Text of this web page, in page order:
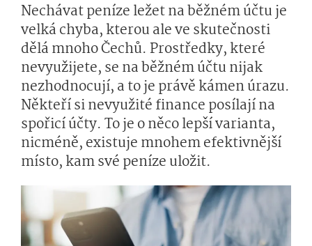
Nechávat peníze ležet na běžném účtu je
velká chyba, kterou ale ve skutečnosti
dělá mnoho Čechů. Prostředky, které
nevyužijete, se na běžném účtu nijak
nezhodnocují, a to je právě kámen úrazu.
Někteří si nevyužité finance posílají na
spořicí účty. To je o něco lepší varianta,
nicméně, existuje mnohem efektivnější
místo, kam své peníze uložit.